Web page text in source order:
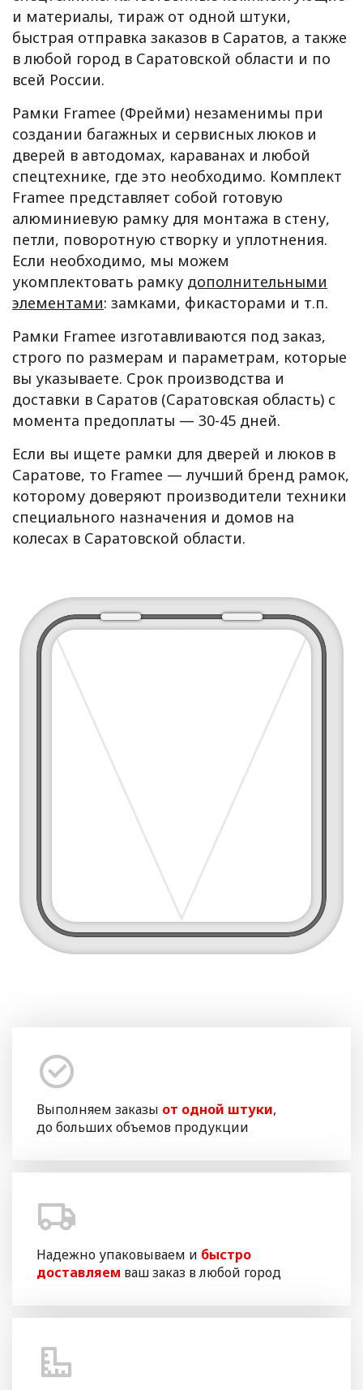
и материалы, тираж от одной штуки,
быстрая отправка заказов в Саратов, а также
в любой город в Саратовской области и по
всей России.
Рамки Framee (Фрейми) незаменимы при
создании багажных и сервисных люков и
дверей в автодомах, караванах и любой
спецтехнике, где это необходимо. Комплект
Framee представляет собой готовую
алюминиевую рамку для монтажа в стену,
петли, поворотную створку и уплотнения.
Если необходимо, мы можем
укомплектовать рамку дополнительными
элементами: замками, фикасторами и т.п.
Рамки Framee изготавливаются под заказ,
строго по размерам и параметрам, которые
вы указываете. Срок производства и
доставки в Саратов (Саратовская область) с
момента предоплаты — 30-45 дней.
Если вы ищете рамки для дверей и люков в
Саратове, то Framee — лучший бренд рамок,
которому доверяют производители техники
специального назначения и домов на
колесах в Саратовской области.
Выполняем заказы от одной штуки,
до больших объемов продукции
Надежно упаковываем и быстро
доставляем ваш заказ в любой город